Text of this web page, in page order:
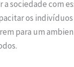
sociedade com
os
para um